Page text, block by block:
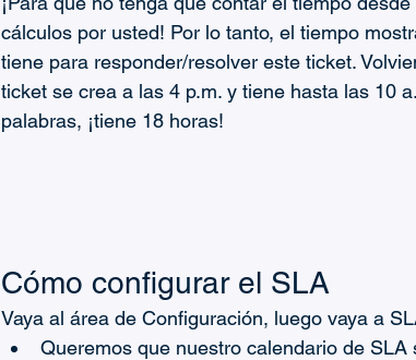
cálculos por usted! Por lo tanto, el tiempo
tiene para responder/resolver este ticket.
ticket se crea a las 4 p.m. y tiene hasta las 10
palabras, ¡tiene 18 horas!
Cómo configurar el SLA
Vaya al área de Configuración, luego vaya a
Queremos que nuestro calendario de